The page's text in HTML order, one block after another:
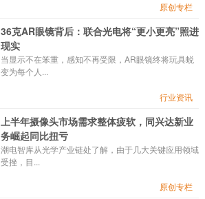
原创专栏
36克AR眼镜背后：联合光电将“更小更亮”照进
现实
当显示不在笨重，感知不再受限，AR眼镜终将玩具蜕
变为每个人...
行业资讯
上半年摄像头市场需求整体疲软，同兴达新业
务崛起同比扭亏
潮电智库从光学产业链处了解，由于几大关键应用领域
受挫，目...
原创专栏